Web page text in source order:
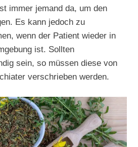
immer jemand da, um den
Es kann jedoch zu
wenn der Patient wieder in
ist. Sollten
sein, so müssen diese von
verschrieben werden.